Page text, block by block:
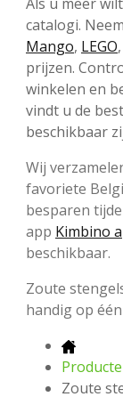
catalogi.
Mango, LEGO,
prijzen.
winkelen en
vindt u de
beschikbaar
Wij
favoriete
besparen
app Kimbino
beschikbaar.
Zoute
handig op
Zoute